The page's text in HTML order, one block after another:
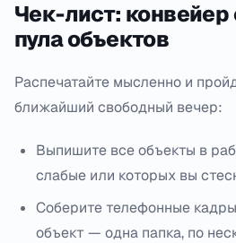
Чек-лист: конвейер
пула объектов
Распечатайте мысленно и
ближайший свободный вечер:
Выпишите все объекты в
слабые или которых вы
Соберите телефонные
объект — одна папка, по